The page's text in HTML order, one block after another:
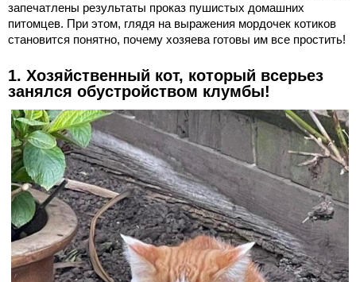
запечатлены результаты проказ пушистых домашних
питомцев. При этом, глядя на выражения мордочек котиков
становится понятно, почему хозяева готовы им все простить!
1. Хозяйственный кот, который всерьез
занялся обустройством клумбы!